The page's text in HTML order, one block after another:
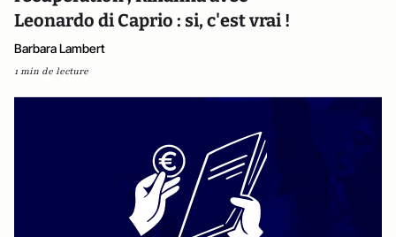
Leonardo di Caprio : si, c'est vrai !
Barbara Lambert
1 min de lecture